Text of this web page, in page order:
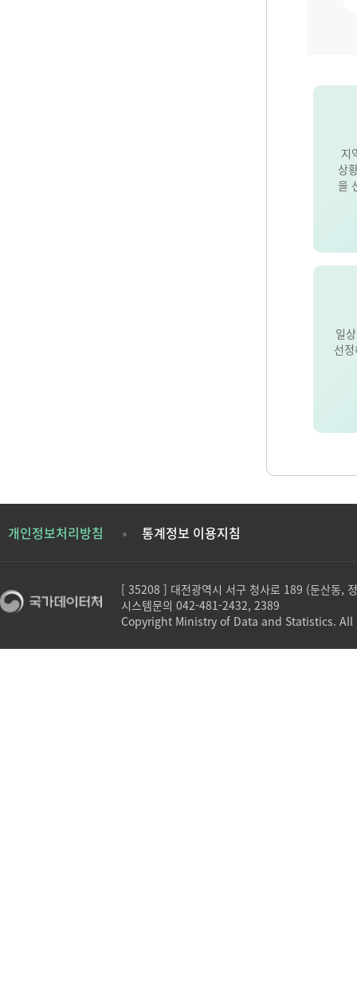
지
상
을
일
선
개인정보처리방침 통계정보 이용지침
[ 35208 ] 대전광역시 서구 청사로 189 (둔산동,
시스템문의 042-481-2432, 2389
Copyright Ministry of Data and Statistics.